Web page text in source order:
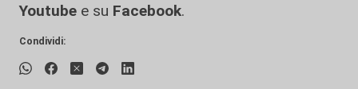
Youtube e su Facebook.
Condividi: